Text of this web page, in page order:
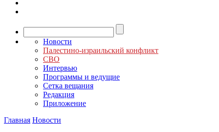
Новости
Палестино-израильский конфликт
СВО
Интервью
Программы и ведущие
Сетка вещания
Редакция
Приложение
Главная Новости